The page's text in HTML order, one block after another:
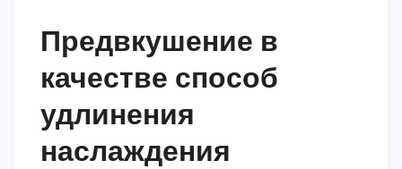
Предвкушение в
качестве способ
удлинения
наслаждения